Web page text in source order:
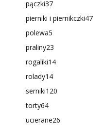
pączki37
pierniki i piernikczki47
polewa5
praliny23
rogaliki14
rolady14
serniki120
torty64
ucierane26